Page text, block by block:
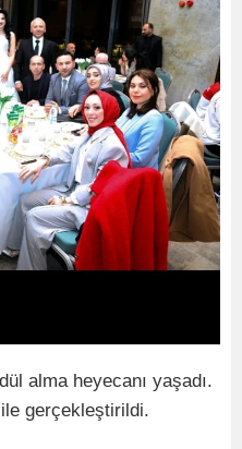
alma heyecanı yaşadı.
gerçekleştirildi.